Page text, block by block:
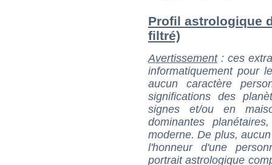
Profil astrologique
filtré)
Avertissement: ces
informatiquement pour
aucun caractère
significations des
signes et/ou en
dominantes
moderne. De plus,
l'honneur d'une
portrait astrologique